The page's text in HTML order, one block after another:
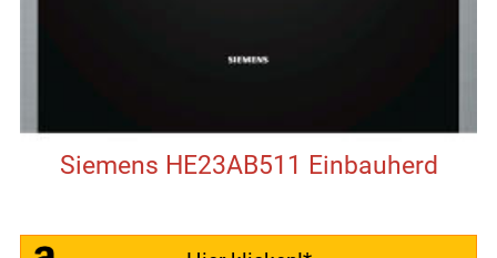
Siemens HE23AB511 Einbauherd